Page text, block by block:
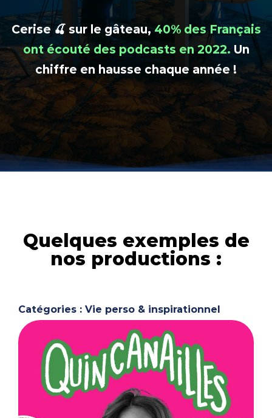
Cerise 🍒 sur le gâteau, 40% des Français
ont écouté des podcasts en 2022. Un
chiffre en hausse chaque année !
Quelques exemples de
nos productions :
Catégories : Vie perso & inspirationnel